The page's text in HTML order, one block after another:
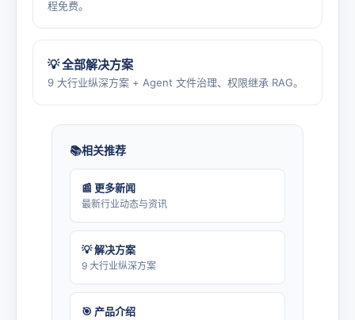
程免费。
💡 全部解决方案
9 大行业纵深方案 + Agent 文件治理、权限继承 RAG。
相关推荐
📰 更多新闻
最新行业动态与资讯
💡 解决方案
9 大行业纵深方案
🎯 产品介绍